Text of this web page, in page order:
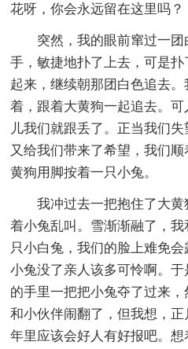
花呀，你会永远留在这里吗？
突然，我的眼前窜过一团
手，敏捷地扑了上去，可是
起来，继续朝那团白色追去
着，跟着大黄狗一起追去。
儿我们就跟丢了。正当我们
又给我们带来了希望，我们
黄狗用脚按着一只小兔。
我冲过去一把抱住了大黄
着小兔乱叫。雪渐渐融了，
只小白兔，我们的脸上难免
小兔没了亲人该多可怜啊。
的手里一把把小兔夺了过来
和小伙伴闹翻了，但我想，
年里应该会好人有好报吧。